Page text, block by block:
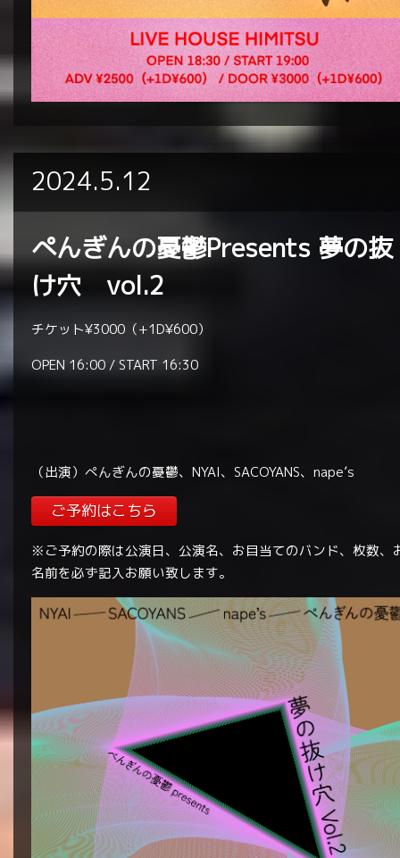
2024.5.12
ぺんぎんの憂鬱Presents 夢の抜
け穴 vol.2
チケット¥3000（+1D¥600）
OPEN 16:00 / START 16:30
（出演）ぺんぎんの憂鬱、NYAI、SACOYANS、nape’s
ご予約はこちら
※ご予約の際は公演日、公演名、お目当てのバンド、枚数、
名前を必ず記入お願い致します。